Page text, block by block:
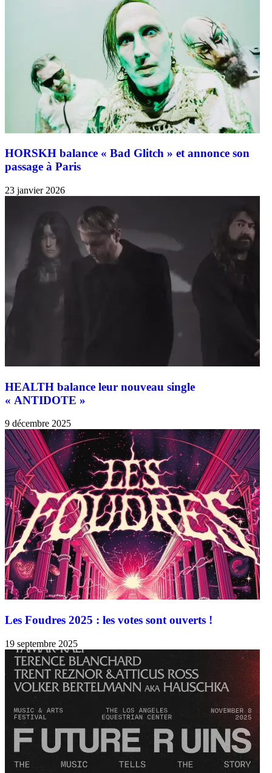
HORSKH balance « Bad Glitch » et annonce son
passage à Paris
23 janvier 2026
HEALTH balance leur nouveau single
« ANTIDOTE »
9 décembre 2025
Les Foudres 2025 : les votes sont ouverts !
19 septembre 2025